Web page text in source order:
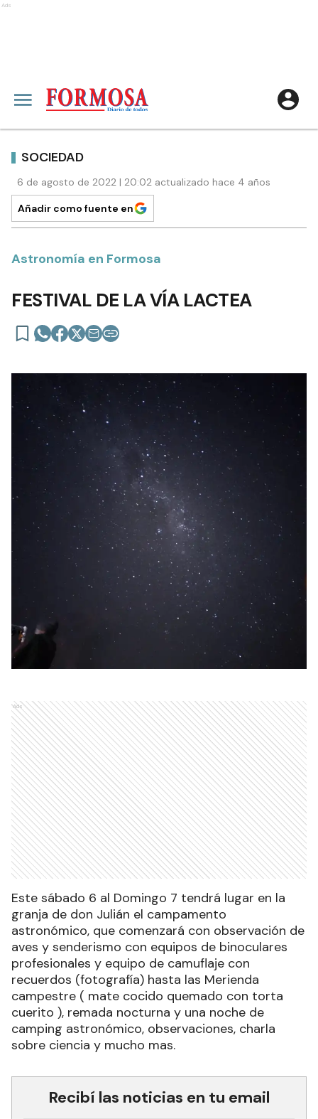
Ads
SOCIEDAD
6 de agosto de 2022 | 20:02 actualizado hace 4 años
Añadir como fuente en
Astronomía en Formosa
FESTIVAL DE LA VÍA LACTEA
Ads
Este sábado 6 al Domingo 7 tendrá lugar en la
granja de don Julián el campamento
astronómico, que comenzará con observación de
aves y senderismo con equipos de binoculares
profesionales y equipo de camuflaje con
recuerdos (fotografía) hasta las Merienda
campestre ( mate cocido quemado con torta
cuerito ), remada nocturna y una noche de
camping astronómico, observaciones, charla
sobre ciencia y mucho mas.
Recibí las noticias en tu email